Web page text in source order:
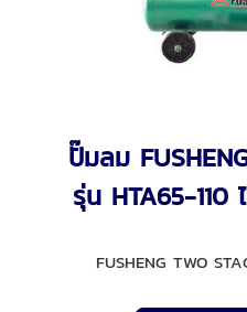
ปั๊มลม
รุ่น HTA65-
FUSHENG TWO